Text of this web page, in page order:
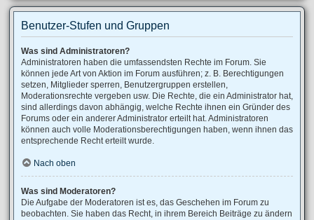
Benutzer-Stufen und Gruppen
Was sind Administratoren?
Administratoren haben die umfassendsten Rechte im Forum. Sie
können jede Art von Aktion im Forum ausführen; z. B. Berechtigungen
setzen, Mitglieder sperren, Benutzergruppen erstellen,
Moderationsrechte vergeben usw. Die Rechte, die ein Administrator hat,
sind allerdings davon abhängig, welche Rechte ihnen ein Gründer des
Forums oder ein anderer Administrator erteilt hat. Administratoren
können auch volle Moderationsberechtigungen haben, wenn ihnen das
entsprechende Recht erteilt wurde.
Nach oben
Was sind Moderatoren?
Die Aufgabe der Moderatoren ist es, das Geschehen im Forum zu
beobachten. Sie haben das Recht, in ihrem Bereich Beiträge zu ändern